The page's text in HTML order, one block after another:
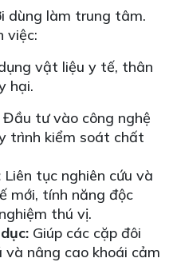
dùng làm trung tâm.
việc:
vật liệu y tế, thân
hại.
Đầu tư vào công nghệ
trình kiểm soát chất
Liên tục nghiên cứu và
mới, tính năng độc
thú vị.
Giúp các cặp đôi
nâng cao khoái cảm